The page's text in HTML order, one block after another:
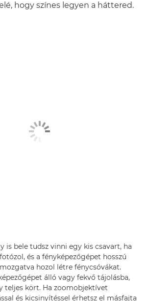
hogy színes legyen a háttered.
is bele tudsz vinni egy kis csavart, ha
és a fényképezőgépet hosszú
hozol létre fénycsóvákat.
álló vagy fekvő tájolásba,
teljes kört. Ha zoomobjektívet
és kicsinyítéssel érhetsz el másfajta